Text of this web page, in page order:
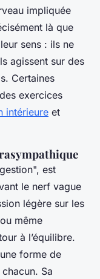
impliquée
là que
sens : ils ne
agissent sur des
Certaines
exercices
intérieure et
est
le nerf vague
légère sur les
même
à l’équilibre.
forme de
Sa